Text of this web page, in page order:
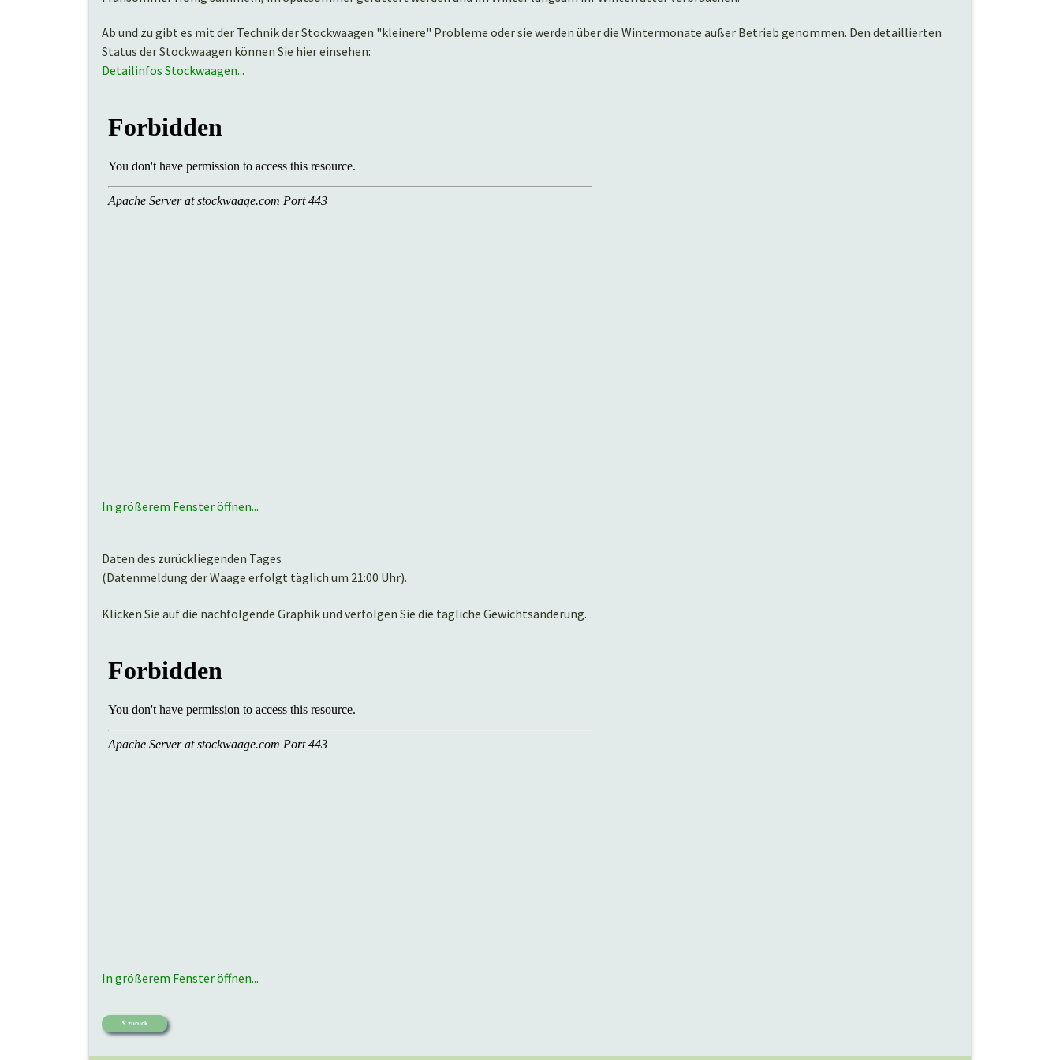
Ab und zu gibt es mit der Technik der Stockwaagen "kleinere" Probleme oder sie werden über die Wintermonate außer Betrieb genommen. Den detaillierten
Status der Stockwaagen können Sie hier einsehen:
Detailinfos Stockwaagen...
In größerem Fenster öffnen...
Daten des zurückliegenden Tages
(Datenmeldung der Waage erfolgt täglich um 21:00 Uhr).
Klicken Sie auf die nachfolgende Graphik und verfolgen Sie die tägliche Gewichtsänderung.
In größerem Fenster öffnen...
zurück